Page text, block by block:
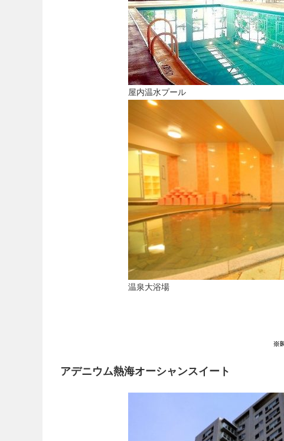
屋内温水プール
温泉大浴場
※
アデニウム熱海オーシャンスイート